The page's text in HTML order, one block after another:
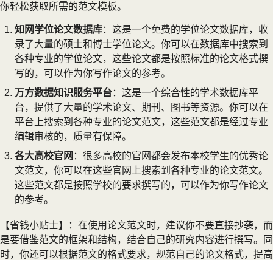
你轻松获取所需的范文模板。
知网学位论文数据库：这是一个免费的学位论文数据库，收
录了大量的硕士和博士学位论文。你可以在数据库中搜索到
各种专业的学位论文，这些论文都是按照标准的论文格式撰
写的，可以作为你写作论文的参考。
万方数据知识服务平台：这是一个综合性的学术数据库平
台，提供了大量的学术论文、期刊、图书等资源。你可以在
平台上搜索到各种专业的论文范文，这些范文都是经过专业
编辑审核的，质量有保障。
各大高校官网 ：很多高校的官网都会发布本校学生的优秀论
文范文，你可以在这些官网上搜索到各种专业的论文范文。
这些范文都是按照学校的要求撰写的，可以作为你写作论文
的参考。
【省钱小贴士】：在使用论文范文时，建议你不要直接抄袭，而
是要借鉴范文的框架和结构，结合自己的研究内容进行撰写。同
时，你还可以根据范文的格式要求，规范自己的论文格式，提高